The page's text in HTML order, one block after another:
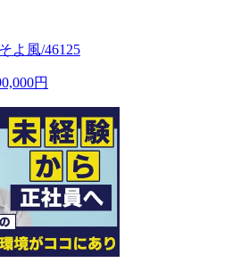
よ風/46125
円